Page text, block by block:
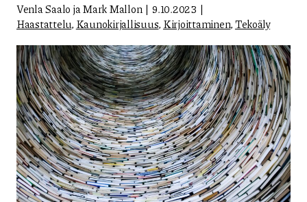
Venla Saalo ja Mark Mallon
9.10.2023
Haastattelu, Kaunokirjallisuus, Kirjoittaminen,Tekoäly